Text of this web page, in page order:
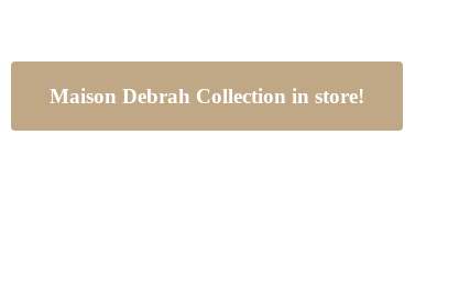
Maison Debrah Collection in store!